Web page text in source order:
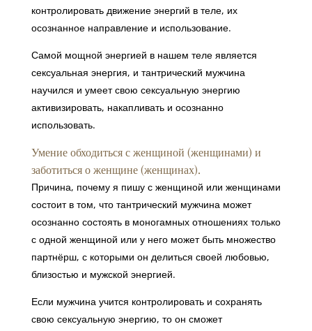
контролировать движение энергий в теле, их
осознанное направление и использование.
Самой мощной энергией в нашем теле является
сексуальная энергия, и тантрический мужчина
научился и умеет свою сексуальную энергию
активизировать, накапливать и осознанно
использовать.
Умение обходиться с женщиной (женщинами) и
заботиться о женщине (женщинах).
Причина, почему я пишу с женщиной или женщинами
состоит в том, что тантрический мужчина может
осознанно состоять в моногамных отношениях только
с одной женщиной или у него может быть множество
партнёрш, с которыми он делиться своей любовью,
близостью и мужской энергией.
Если мужчина учится контролировать и сохранять
свою сексуальную энергию, то он сможет